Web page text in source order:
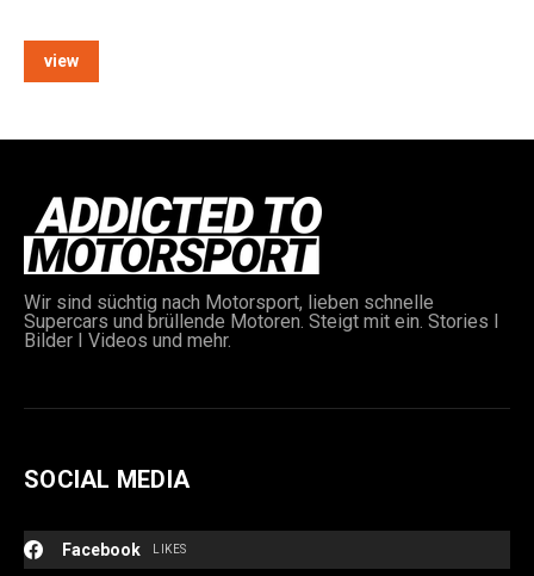
view
Wir sind süchtig nach Motorsport, lieben schnelle
Supercars und brüllende Motoren. Steigt mit ein. Stories I
Bilder I Videos und mehr.
SOCIAL MEDIA
Facebook LIKES